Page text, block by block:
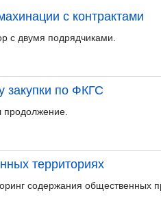
с контрактами
с двумя подрядчиками.
закупки по ФКГС
продолжение.
территориях
содержания общественных